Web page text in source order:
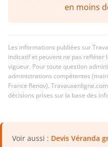
en moins
Les informations publiées sur
indicatif et peuvent ne pas refléter
vigueur. Pour toute question
administrations compétentes
France Renov).
décisions prises sur la base des
Voir aussi : Devis Véranda